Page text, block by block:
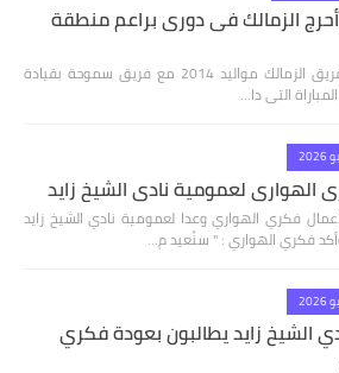
الزمالك فى دورى براعم منطقة
كتب -مسعد مجاهد تعادل فريق الزمالك مواليد 2014 مع فريق سموحة بقيادة
التى دا…
الهواري لعمومية نادي الشيخ زايد
فكري الهواري وعدا لعمومية نادي الشيخ زايد
فكري الهواري : " سنُعيد م…
الشيخ زايد يطالبون بعودة فكري